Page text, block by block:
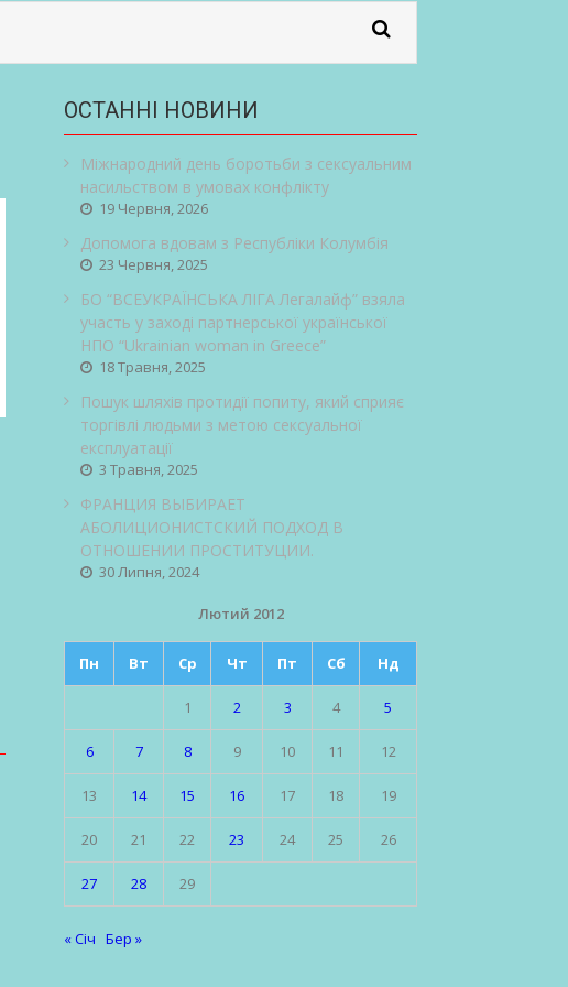
ОСТАННІ НОВИНИ
Міжнародний день боротьби з сексуальним
насильством в умовах конфлікту
19 Червня, 2026
Допомога вдовам з Республіки Колумбія
23 Червня, 2025
БО “ВСЕУКРАЇНСЬКА ЛІГА Легалайф” взяла
участь у заході партнерської української
НПО “Ukrainian woman in Greece”
18 Травня, 2025
Пошук шляхів протидії попиту, який сприяє
торгівлі людьми з метою сексуальної
експлуатації
3 Травня, 2025
ФРАНЦИЯ ВЫБИРАЕТ
АБОЛИЦИОНИСТСКИЙ ПОДХОД В
ОТНОШЕНИИ ПРОСТИТУЦИИ.
30 Липня, 2024
Лютий 2012
Пн Вт Ср Чт Пт Сб Нд
1 2 3 4 5
6 7 8 9 10 11 12
13 14 15 16 17 18 19
20 21 22 23 24 25 26
27 28 29
« Січ Бер »